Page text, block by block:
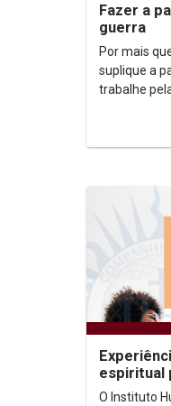
Fazer a
guerra
Por mais
suplique a
trabalhe
espiritual
O Instituto